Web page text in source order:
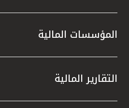
المؤسسات المالية
التقارير المالية